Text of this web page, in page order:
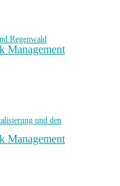
Regenwald
Management
und den
Management